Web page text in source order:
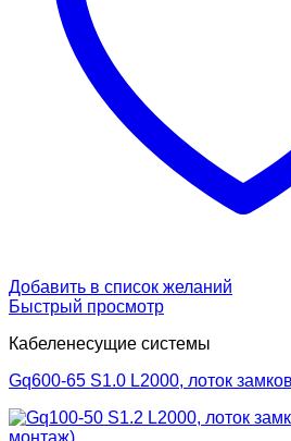
Добавить в список желаний
Быстрый просмотр
Кабеленесущие системы
Gq600-65 S1.0 L2000, лоток